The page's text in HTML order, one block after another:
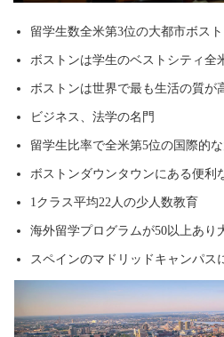
留学生数全米第3位の大都市ボス
ボストンは学生のベストシティ全
ボストンは世界で最も生活の質が
ビジネス、法学の名門
留学生比率で全米第5位の国際的
ボストンダウンタウンにある便利
1クラス平均22人の少人数教育
海外留学プログラムが50以上あり
スペインのマドリッドキャンパス